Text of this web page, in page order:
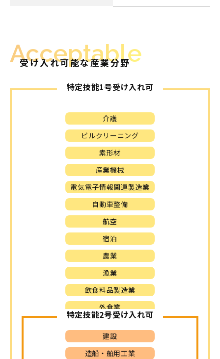
受け入れ可能な産業分野
Acceptable
特定技能1号受け入れ可
介護
ビルクリーニング
素形材
産業機械
電気電子情報関連製造業
自動車整備
航空
宿泊
農業
漁業
飲食料品製造業
外食業
特定技能2号受け入れ可
建設
造船・舶用工業